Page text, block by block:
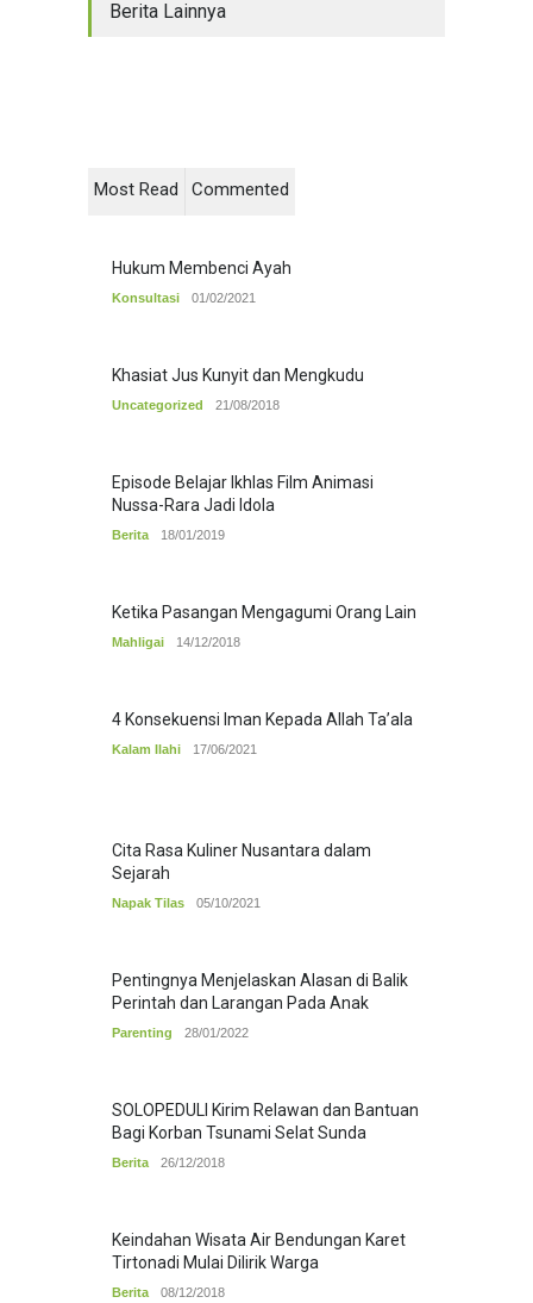
Berita Lainnya
Most Read Commented
Hukum Membenci Ayah
Konsultasi 01/02/2021
Khasiat Jus Kunyit dan Mengkudu
Uncategorized 21/08/2018
Episode Belajar Ikhlas Film Animasi
Nussa-Rara Jadi Idola
Berita 18/01/2019
Ketika Pasangan Mengagumi Orang Lain
Mahligai 14/12/2018
4 Konsekuensi Iman Kepada Allah Ta’ala
Kalam Ilahi 17/06/2021
Cita Rasa Kuliner Nusantara dalam
Sejarah
Napak Tilas 05/10/2021
Pentingnya Menjelaskan Alasan di Balik
Perintah dan Larangan Pada Anak
Parenting 28/01/2022
SOLOPEDULI Kirim Relawan dan Bantuan
Bagi Korban Tsunami Selat Sunda
Berita 26/12/2018
Keindahan Wisata Air Bendungan Karet
Tirtonadi Mulai Dilirik Warga
Berita 08/12/2018